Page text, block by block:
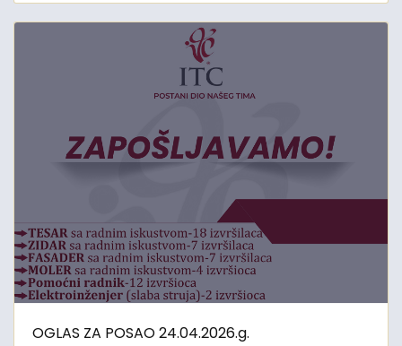
OGLAS ZA POSAO 24.04.2026.g.